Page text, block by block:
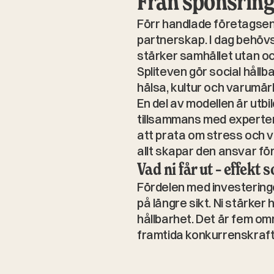
Förr handlade
partnerskap. I dag
stärker samhället utan
Spliteven gör social
hälsa, kultur och
En del av modellen är
tillsammans med
att prata om stress och
allt skapar den ansvar
Vad ni får ut – effekt
Fördelen med
på längre sikt. Ni stärker
hållbarhet. Det är fem
framtida